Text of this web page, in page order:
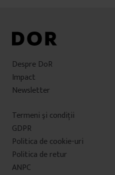
Despre DoR
Impact
Newsletter
Termeni şi condiţii
GDPR
Politica de cookie-uri
Politica de retur
ANPC